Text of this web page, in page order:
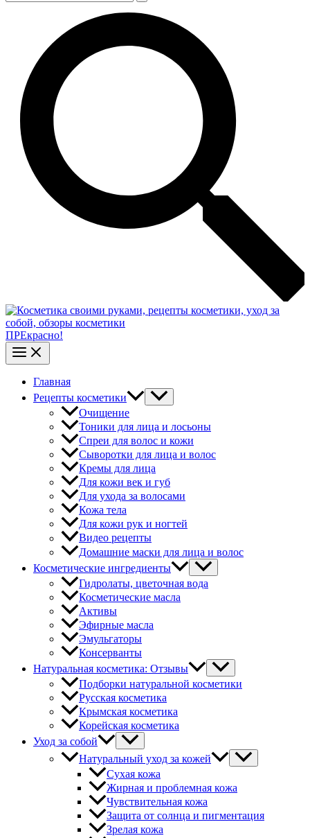
ПРЕкрасно!
Главная
Рецепты косметики
Очищение
Тоники для лица и лосьоны
Спреи для волос и кожи
Сыворотки для лица и волос
Кремы для лица
Для кожи век и губ
Для ухода за волосами
Кожа тела
Для кожи рук и ногтей
Видео рецепты
Домашние маски для лица и волос
Косметические ингредиенты
Гидролаты, цветочная вода
Косметические масла
Активы
Эфирные масла
Эмульгаторы
Консерванты
Натуральная косметика: Отзывы
Подборки натуральной косметики
Русская косметика
Крымская косметика
Корейская косметика
Уход за собой
Натуральный уход за кожей
Сухая кожа
Жирная и проблемная кожа
Чувствительная кожа
Защита от солнца и пигментация
Зрелая кожа